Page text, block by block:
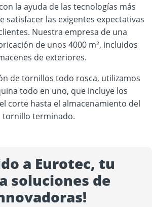
la ayuda de las tecnologías más
satisfacer las exigentes expectativas
Nuestra empresa de una
de unos 4000 m², incluidos
de exteriores.
de tornillos todo rosca, utilizamos
todo en uno, que incluye los
corte hasta el almacenamiento del
tornillo terminado.
a Eurotec, tu
soluciones de